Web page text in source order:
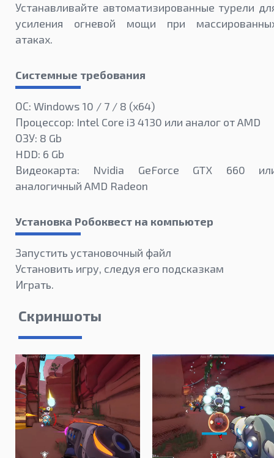
Устанавливайте автоматизированные турели
усиления огневой мощи при
атаках.
Системные требования
ОС: Windows 10 / 7 / 8 (x64)
Процессор: Intel Core i3 4130 или аналог от AMD
ОЗУ: 8 Gb
HDD: 6 Gb
Видеокарта: Nvidia GeForce GTX 660
аналогичный AMD Radeon
Установка Робоквест на компьютер
Запустить установочный файл
Установить игру, следуя его подсказкам
Играть.
Скриншоты